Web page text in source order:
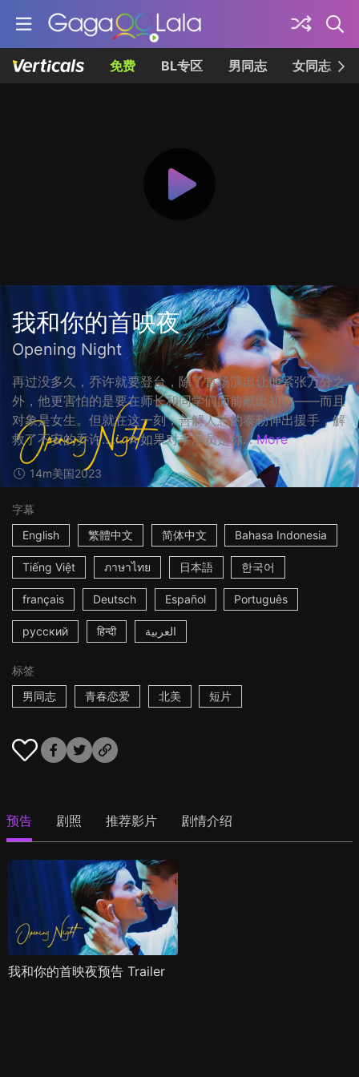
免费 BL专区 男同志 女同志
我和你的首映夜
Opening Night
再过没多久，乔许就要登台，除了首场演出让他紧张万分之
外，他更害怕的是要在师长和同学们面前献出初吻——而且
对象是女生。但就在这一刻，善解人意的泰勒伸出援手，解
救了不安的乔许…… ☆如果对手演员是你... More
14m美国2023
字幕
English
繁體中文 简体中文 Bahasa Indonesia
Tiếng Việt ภาษาไทย 日本語 한국어
français Deutsch Español Português
русский हिन्दी العربية
标签
男同志
青春恋爱 北美 短片
预告 剧照 推荐影片 剧情介绍
我和你的首映夜预告 Trailer